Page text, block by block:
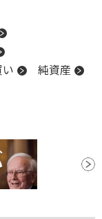
純資産
ロー